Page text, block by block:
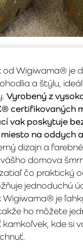
od Wigiwama® je
a štýlu,
Vyrobený z
certifikovaných
vak poskytuje
na oddych
dizajn a
domova
čo praktický
jednoduchú
Wigiwama® je
ho môžete
kamkoľvek, kde si